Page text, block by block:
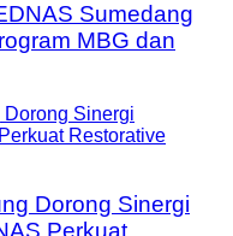
Sumedang
MBG dan
Dorong Sinergi
Perkuat